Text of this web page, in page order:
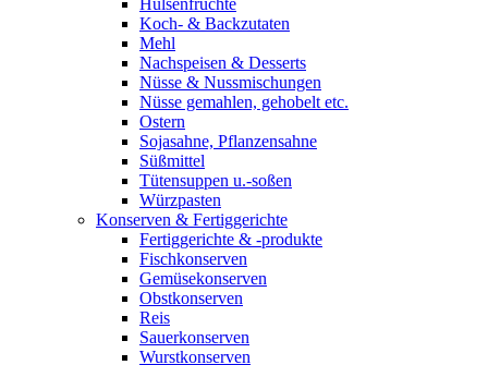
Hülsenfrüchte
Koch- & Backzutaten
Mehl
Nachspeisen & Desserts
Nüsse & Nussmischungen
Nüsse gemahlen, gehobelt etc.
Ostern
Sojasahne, Pflanzensahne
Süßmittel
Tütensuppen u.-soßen
Würzpasten
Konserven & Fertiggerichte
Fertiggerichte & -produkte
Fischkonserven
Gemüsekonserven
Obstkonserven
Reis
Sauerkonserven
Wurstkonserven